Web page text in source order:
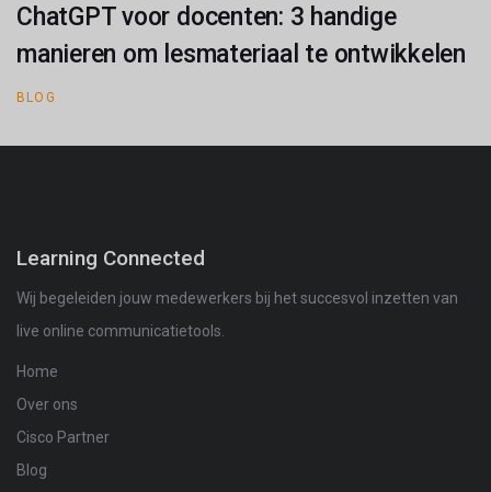
ChatGPT voor docenten: 3 handige
manieren om lesmateriaal te ontwikkelen
BLOG
Learning Connected
Wij begeleiden jouw medewerkers bij het succesvol inzetten van
live online communicatietools.
Home
Over ons
Cisco Partner
Blog